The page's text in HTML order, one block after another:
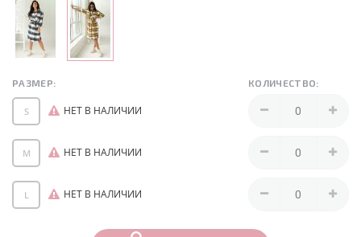
РАЗМЕР: КОЛИЧЕСТВО:
S НЕТ В НАЛИЧИИ
M НЕТ В НАЛИЧИИ
L НЕТ В НАЛИЧИИ